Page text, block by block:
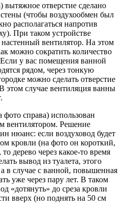
вытяжное отверстие сделано
(чтобы воздухообмен был
располагаться напротив
При таком устройстве
вентилятор. На этом
можно сократить количество
у вас помещения ванной
рядом, через тонкую
можно сделать отверстие
этом случае вентиляция ванны
справа) использован
вентилятором. Решение
нюанс: если воздуховод будет
кровли (на фото он короткий,
дерево через какое-то время
вывод из туалета, этого
в случае с ванной, повышенная
уже через пару лет. В таком
«дотянуть» до среза кровли
вверх (но поднять на 50 см